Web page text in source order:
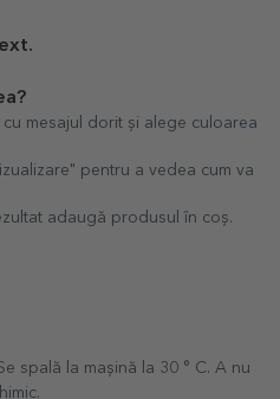
mesajul dorit și alege culoarea
pentru a vedea cum va
adaugă produsul în coș.
spală la mașină la 30 ° C. A nu